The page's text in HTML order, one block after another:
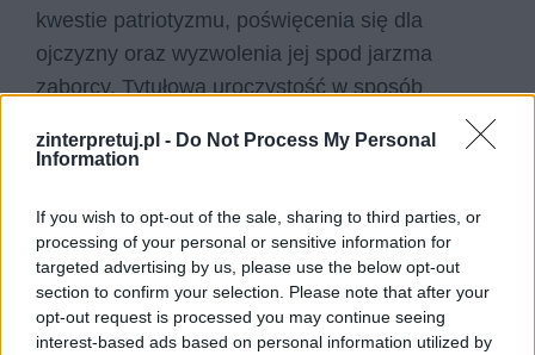
zinterpretuj.pl - Do Not Process My Personal
Information
If you wish to opt-out of the sale, sharing to third parties, or
processing of your personal or sensitive information for
targeted advertising by us, please use the below opt-out
section to confirm your selection. Please note that after your
opt-out request is processed you may continue seeing
interest-based ads based on personal information utilized by
kwestie patriotyzmu, poświęcenia się dla
ojczyzny oraz wyzwolenia jej spod jarzma
zaborcy. Tytułowa uroczystość w sposób
społeczne – inteligencję, czyli potomków
Wyspiański szansę na odzyskanie wolności
polskiej widzi wyłącznie w zjednoczeniu owych
dwóch grup. Na drodze do niego stoi jednak
trudna historia ich relacji, wyzysku, wzajemnych